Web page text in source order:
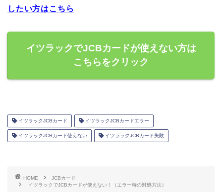
したい方はこちら
イツラックでJCBカードが使えない方は
こちらをクリック
イツラックJCBカード イツラックJCBカードエラー
イツラックJCBカード使えない イツラックJCBカード失敗
HOME
JCBカード
イツラックでJCBカードが使えない！（エラー時の対処方法）